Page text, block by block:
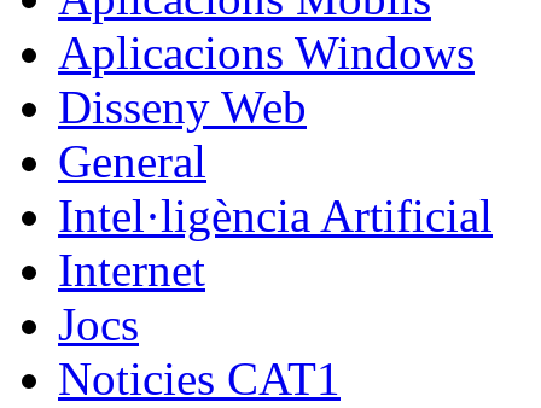
Aplicacions Windows
Disseny Web
General
Intel·ligència Artificial
Internet
Jocs
Noticies CAT1